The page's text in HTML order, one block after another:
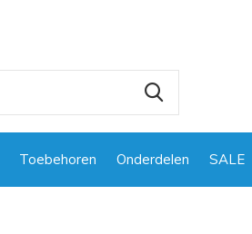
Toebehoren Onderdelen SALE